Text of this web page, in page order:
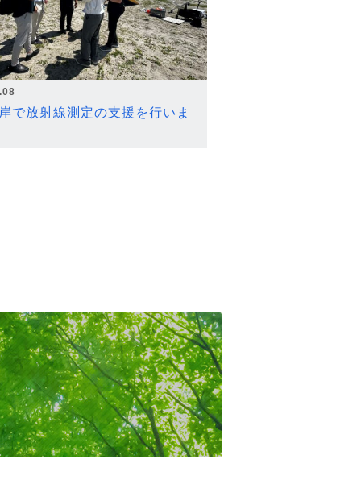
で放射線測定の支援を行いま